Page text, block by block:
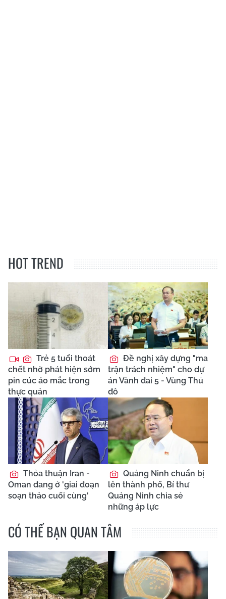
HOT TREND
Trẻ 5 tuổi thoát
chết nhờ phát hiện sớm
pin cúc áo mắc trong
thực quản
Đề nghị xây dựng "ma
trận trách nhiệm" cho dự
án Vành đai 5 - Vùng Thủ
đô
Thỏa thuận Iran -
Oman đang ở 'giai đoạn
soạn thảo cuối cùng'
Quảng Ninh chuẩn bị
lên thành phố, Bí thư
Quảng Ninh chia sẻ
những áp lực
CÓ THỂ BẠN QUAN TÂM